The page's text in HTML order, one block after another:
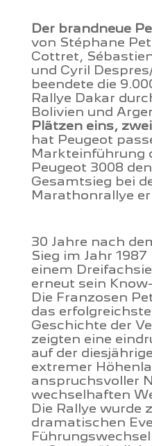
Der brandneue
von Stéphane
Cottret,
und Cyril
beendete die
Rallye Dakar
Bolivien und
Plätzen eins,
hat Peugeot
Markteinführung
Peugeot 3008
Gesamtsieg bei
Marathonrallye
30 Jahre nach
Sieg im Jahr
einem
erneut sein
Die Franzosen
das
Geschichte der
zeigten eine
auf der
extremer
anspruchsvoller
wechselhaften
Die Rallye wurde
dramatischen